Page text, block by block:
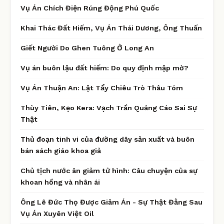
Vụ Án Chích Điện Rúng Động Phú Quốc
Khai Thác Đất Hiếm, Vụ Án Thái Dương, Ông Thuấn
Giết Người Do Ghen Tuông Ở Long An
Vụ án buôn lậu đất hiếm: Do quy định mập mờ?
Vụ Án Thuận An: Lật Tẩy Chiêu Trò Thâu Tóm
Thùy Tiên, Kẹo Kera: Vạch Trần Quảng Cáo Sai Sự
Thật
Thủ đoạn tinh vi của đường dây sản xuất và buôn
bán sách giáo khoa giả
Chủ tịch nước ân giảm tử hình: Câu chuyện của sự
khoan hồng và nhân ái
Ông Lê Đức Thọ Được Giảm Án - Sự Thật Đằng Sau
Vụ Án Xuyên Việt Oil